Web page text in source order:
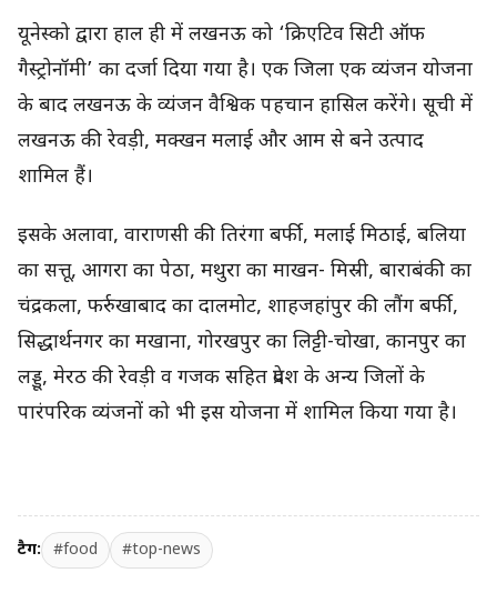
यूनेस्को द्वारा हाल ही में लखनऊ को ‘क्रिएटिव सिटी ऑफ
गैस्ट्रोनॉमी’ का दर्जा दिया गया है। एक जिला एक व्यंजन योजना
के बाद लखनऊ के व्यंजन वैश्विक पहचान हासिल करेंगे। सूची में
लखनऊ की रेवड़ी, मक्खन मलाई और आम से बने उत्पाद
शामिल हैं।
इसके अलावा, वाराणसी की तिरंगा बर्फी, मलाई मिठाई, बलिया
का सत्तू, आगरा का पेठा, मथुरा का माखन- मिस्री, बाराबंकी का
चंद्रकला, फर्रुखाबाद का दालमोट, शाहजहांपुर की लौंग बर्फी,
सिद्धार्थनगर का मखाना, गोरखपुर का लिट्टी-चोखा, कानपुर का
लड्डू, मेरठ की रेवड़ी व गजक सहित प्रदेश के अन्य जिलों के
पारंपरिक व्यंजनों को भी इस योजना में शामिल किया गया है।
टैग: #food #top-news